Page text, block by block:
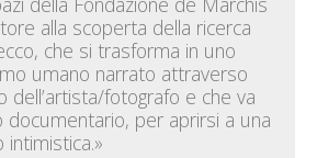
alla scoperta della ricerca
che si trasforma in uno
umano narrato attraverso
dell’artista/fotografo e che va
documentario, per aprirsi a una